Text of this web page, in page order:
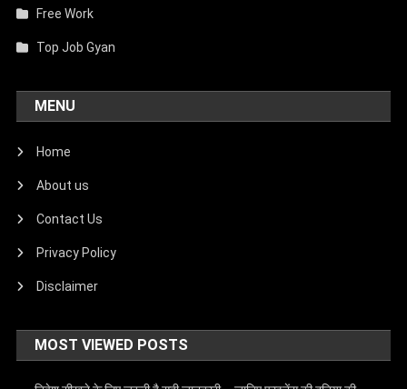
Free Work
Top Job Gyan
MENU
Home
About us
Contact Us
Privacy Policy
Disclaimer
MOST VIEWED POSTS